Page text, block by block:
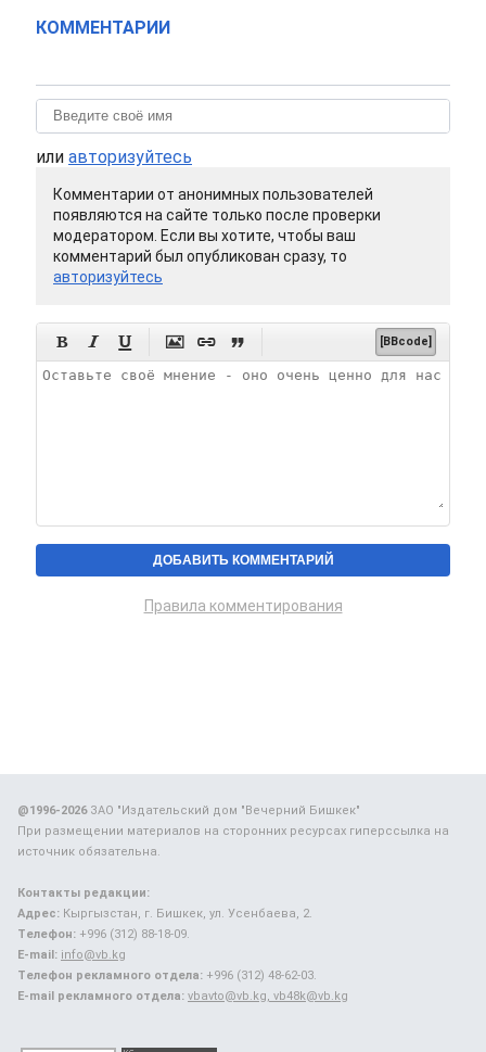
КОММЕНТАРИИ
или авторизуйтесь
Комментарии от анонимных пользователей
появляются на сайте только после проверки
модератором. Если вы хотите, чтобы ваш
комментарий был опубликован сразу, то
авторизуйтесь
      [BBcode]
Правила комментирования
@1996-2026ЗАО "Издательский дом "Вечерний Бишкек"
При размещении материалов на сторонних ресурсах гиперссылка на
источник обязательна.
Контакты редакции:
Адрес: Кыргызстан, г. Бишкек, ул. Усенбаева, 2.
Телефон: +996 (312) 88-18-09.
E-mail: info@vb.kg
Телефон рекламного отдела: +996 (312) 48-62-03.
E-mail рекламного отдела: vbavto@vb.kg, vb48k@vb.kg